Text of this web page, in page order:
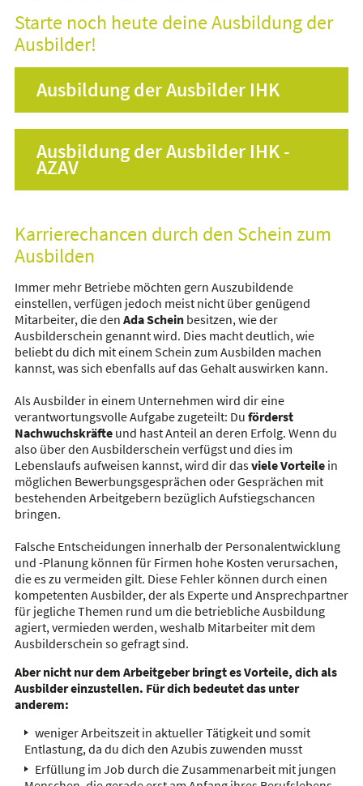
Starte noch heute deine Ausbildung der
Ausbilder!
Ausbildung der Ausbilder IHK
Ausbildung der Ausbilder IHK -
AZAV
Karrierechancen durch den Schein zum
Ausbilden
Immer mehr Betriebe möchten gern Auszubildende
einstellen, verfügen jedoch meist nicht über genügend
Mitarbeiter, die den AdaSchein besitzen, wie der
Ausbilderschein genannt wird. Dies macht deutlich, wie
beliebt du dich mit einem Schein zum Ausbilden machen
kannst, was sich ebenfalls auf das Gehalt auswirken kann.
Als Ausbilder in einem Unternehmen wird dir eine
verantwortungsvolle Aufgabe zugeteilt: Du förderst
Nachwuchskräfte und hast Anteil an deren Erfolg. Wenn du
also über den Ausbilderschein verfügst und dies im
Lebenslaufs aufweisen kannst, wird dir dasviele Vorteilein
möglichen Bewerbungsgesprächen oder Gesprächen mit
bestehenden Arbeitgebern bezüglich Aufstiegschancen
bringen.
Falsche Entscheidungen innerhalb der Personalentwicklung
und -Planung können für Firmen hohe Kosten verursachen,
die es zu vermeiden gilt. Diese Fehler können durch einen
kompetenten Ausbilder, der als Experte und Ansprechpartner
für jegliche Themen rund um die betriebliche Ausbildung
agiert, vermieden werden, weshalb Mitarbeiter mit dem
Ausbilderschein so gefragt sind.
Aber nicht nur dem Arbeitgeber bringt es Vorteile, dich als
Ausbilder einzustellen. Für dich bedeutet das unter
anderem:
weniger Arbeitszeit in aktueller Tätigkeit und somit
Entlastung, da du dich den Azubis zuwenden musst
Erfüllung im Job durch die Zusammenarbeit mit jungen